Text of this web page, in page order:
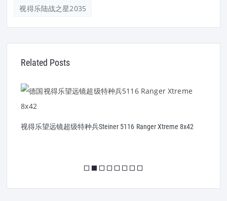
视得乐陆战之星2035
Related Posts
视得乐望远镜超级特种兵Steiner 5116 Ranger Xtreme 8x42